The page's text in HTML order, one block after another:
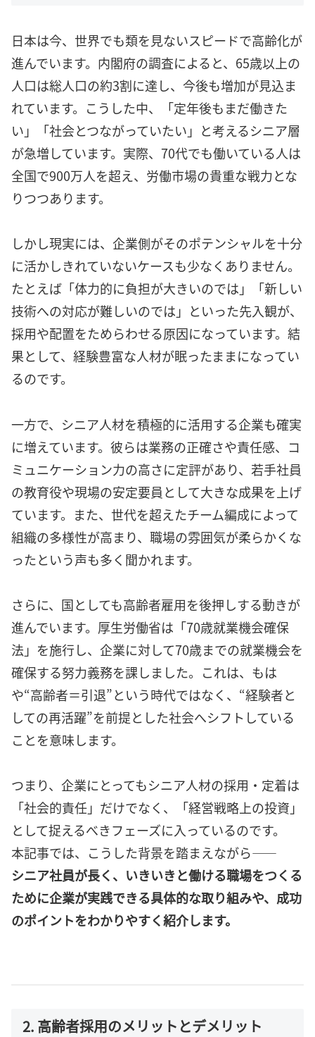
日本は今、世界でも類を見ないスピードで高齢化が
進んでいます。内閣府の調査によると、65歳以上の
人口は総人口の約3割に達し、今後も増加が見込ま
れています。こうした中、「定年後もまだ働きた
い」「社会とつながっていたい」と考えるシニア層
が急増しています。実際、70代でも働いている人は
全国で900万人を超え、労働市場の貴重な戦力とな
りつつあります。
しかし現実には、企業側がそのポテンシャルを十分
に活かしきれていないケースも少なくありません。
たとえば「体力的に負担が大きいのでは」「新しい
技術への対応が難しいのでは」といった先入観が、
採用や配置をためらわせる原因になっています。結
果として、経験豊富な人材が眠ったままになってい
るのです。
一方で、シニア人材を積極的に活用する企業も確実
に増えています。彼らは業務の正確さや責任感、コ
ミュニケーション力の高さに定評があり、若手社員
の教育役や現場の安定要員として大きな成果を上げ
ています。また、世代を超えたチーム編成によって
組織の多様性が高まり、職場の雰囲気が柔らかくな
ったという声も多く聞かれます。
さらに、国としても高齢者雇用を後押しする動きが
進んでいます。厚生労働省は「70歳就業機会確保
法」を施行し、企業に対して70歳までの就業機会を
確保する努力義務を課しました。これは、もは
や“高齢者＝引退”という時代ではなく、“経験者と
しての再活躍”を前提とした社会へシフトしている
ことを意味します。
つまり、企業にとってもシニア人材の採用・定着は
「社会的責任」だけでなく、「経営戦略上の投資」
として捉えるべきフェーズに入っているのです。
本記事では、こうした背景を踏まえながら――
シニア社員が長く、いきいきと働ける職場をつくる
ために企業が実践できる具体的な取り組みや、成功
のポイントをわかりやすく紹介します。
2. 高齢者採用のメリットとデメリット